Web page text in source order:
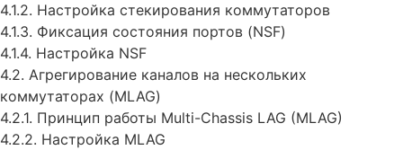
4.1.2. Настройка стекирования коммутаторов
4.1.3. Фиксация состояния портов (NSF)
4.1.4. Настройка NSF
4.2. Агрегирование каналов на нескольких
коммутаторах (MLAG)
4.2.1. Принцип работы Multi-Chassis LAG (MLAG)
4.2.2. Настройка MLAG